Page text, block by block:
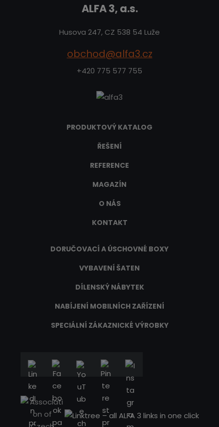
ALFA 3, a.s.
Husova 247, CZ 538 54 Luže
obchod@alfa3.cz
+420 775 577 755
PRODUKTOVÝ KATALOG
ŘEŠENÍ
REFERENCE
MAGAZÍN
O NÁS
KONTAKT
DORUČOVACÍ A ÚSCHOVNÉ BOXY
VYBAVENÍ ŠATEN
DÍLENSKÝ NÁBYTEK
NABÍJENÍ MOBILNÍCH ZAŘÍZENÍ
SPECIÁLNÍ ZÁKAZNICKÉ VÝROBKY